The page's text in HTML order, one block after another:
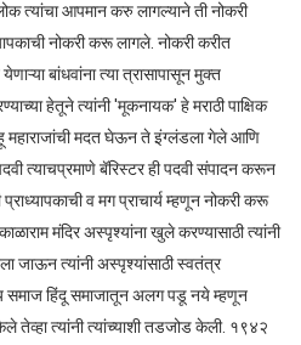
त्यांचा आपमान करु लागल्याने ती नोकरी
नोकरी करू लागले. नोकरी करीत
बांधवांना त्या त्रासापासून मुक्त
हेतूने त्यांनी 'मूकनायक' हे मराठी पाक्षिक
महाराजांची मदत घेऊन ते इंग्लंडला गेले आणि
त्याचप्रमाणे बॅरिस्टर ही पदवी संपादन करून
व मग प्राचार्य म्हणून नोकरी करू
मंदिर अस्पृश्यांना खुले करण्यासाठी त्यांनी
जाऊन त्यांनी अस्पृश्यांसाठी स्वतंत्र
समाज हिंदू समाजातून अलग पडू नये म्हणून
तेव्हा त्यांनी त्यांच्याशी तडजोड केली. १९४२